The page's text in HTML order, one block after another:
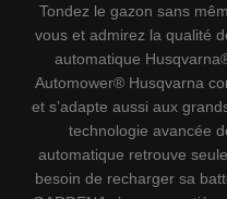
Tondez le gazon sans
vous et admirez la qualité
automatique
Automower® Husqvarna
et s’adapte aussi aux
technologie avancée
automatique retrouve
besoin de recharger sa